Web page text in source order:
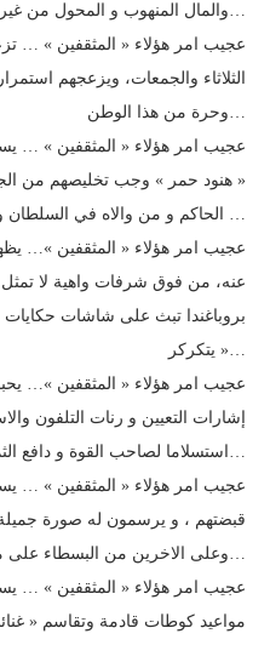
والمال المنهوب و المحول من غير حق او شرعية حكم…
عجيب امر هؤلاء « المثقفين »
الثلاثاء والجمعات، ويزعجهم
وحرة من هذا الوطن…
عجيب امر هؤلاء « المثقفين » …
« هنود حمر » وجب تخليصهم من
الحاكم و من والاه في السلطان واستمرارية الحكم …
عجيب امر هؤلاء « المثقفين »…
عنه، من فوق شرفات واهية لا تمثل
بروباغندا تبث على شاشات
يتكركر »…
عجيب امر هؤلاء « المثقفين »…
إشارات التعيين و رنات التلفون
استسلاما لصاحب القوة و دافع الثمن…
عجيب امر هؤلاء « المثقفين » …
قبضتهم ، و يرسمون له صورة جميلة
وعلى الاخرين من البسطاء على مر الزمن…
عجيب امر هؤلاء « المثقفين » …
مواعيد كوطات قادمة وتقاسم «